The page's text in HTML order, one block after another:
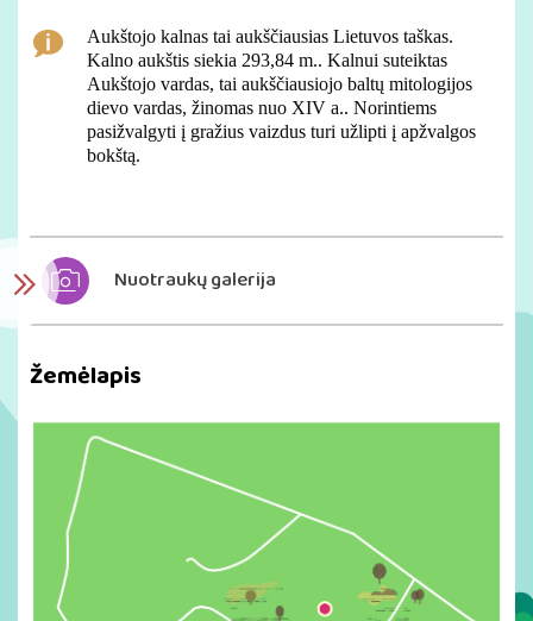
Aukštojo kalnas tai aukščiausias Lietuvos taškas.
Kalno aukštis siekia 293,84 m.. Kalnui suteiktas
Aukštojo vardas, tai aukščiausiojo baltų mitologijos
dievo vardas, žinomas nuo XIV a.. Norintiems
pasižvalgyti į gražius vaizdus turi užlipti į apžvalgos
bokštą.
Nuotraukų galerija
Žemėlapis